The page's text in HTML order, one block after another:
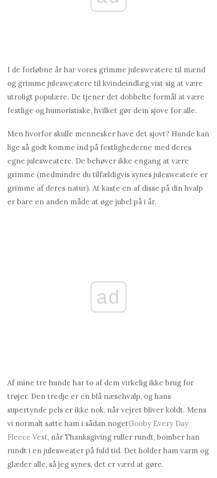
I de forløbne år har vores grimme julesweatere til mænd
og grimme julesweatere til kvindeindlæg vist sig at være
utroligt populære. De tjener det dobbelte formål at være
festlige og humoristiske, hvilket gør dem sjove for alle.
Men hvorfor skulle mennesker have det sjovt? Hunde kan
lige så godt komme ind på festlighederne med deres
egne julesweatere. De behøver ikke engang at være
grimme (medmindre du tilfældigvis synes julesweatere er
grimme af deres natur). At kaste en af ​​disse på din hvalp
er bare en anden måde at øge jubel på i år.
ad
Af mine tre hunde har to af dem virkelig ikke brug for
trøjer. Den tredje er en blå næsehvalp, og hans
supertynde pels er ikke nok, når vejret bliver koldt. Mens
vi normalt satte ham i sådan nogetGooby Every Day
Fleece Vest, når Thanksgiving ruller rundt, bomber han
rundt i en julesweater på fuld tid. Det holder ham varm og
glæder alle, så jeg synes, det er værd at gøre.